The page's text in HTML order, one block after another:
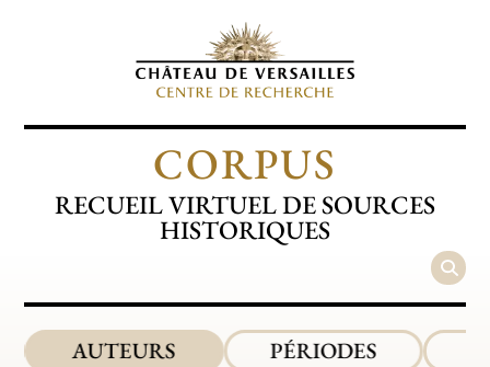
CORPUS
RECUEIL VIRTUEL DE SOURCES
HISTORIQUES
AUTEURS PÉRIODES